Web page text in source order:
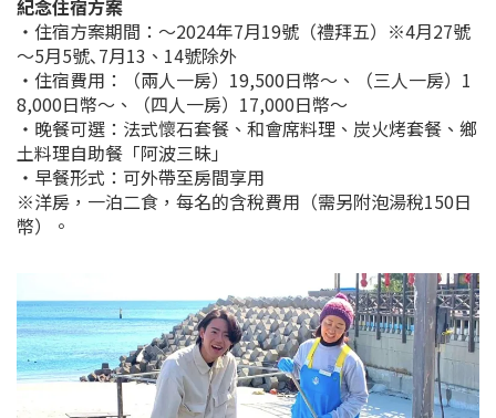
紀念住宿方案
・住宿方案期間：～2024年7月19號（禮拜五）※4月27號
～5月5號､7月13、14號除外
・住宿費用：（兩人一房）19,500日幣～、（三人一房）1
8,000日幣～、（四人一房）17,000日幣～
・晚餐可選：法式懷石套餐、和會席料理、炭火烤套餐、鄉
土料理自助餐「阿波三昧」
・早餐形式：可外帶至房間享用
※洋房，一泊二食，每名的含稅費用（需另附泡湯稅150日
幣）。